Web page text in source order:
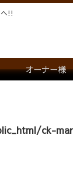
!!
オーナー様
ck-